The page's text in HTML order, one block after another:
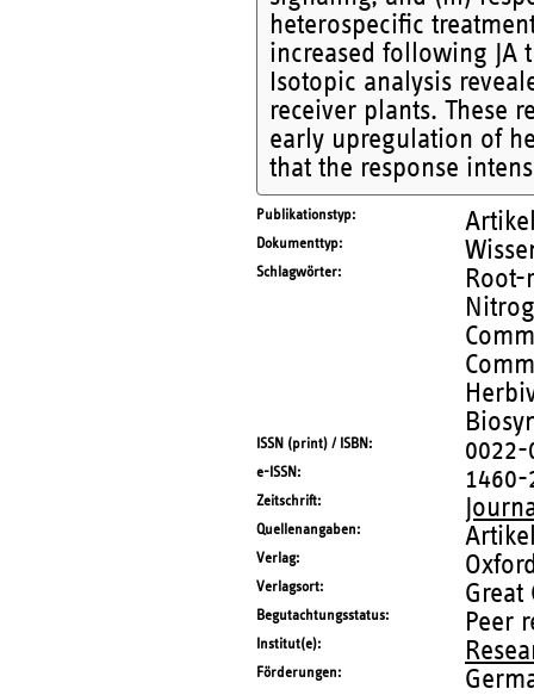
heterospecific
increased following JA
Isotopic analysis
receiver plants. These
early upregulation of
that the response
Publikationstyp
Dokumenttyp
Schlagwörter
ISSN (print) / ISBN 0022-
e-ISSN 1460-
Zeitschrift
Quellenangaben
Verlag
Verlagsort Great
Begutachtungsstatus Peer
Institut(e)
Förderungen